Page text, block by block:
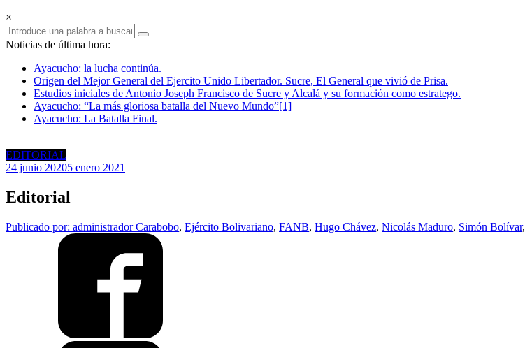
×
Noticias de última hora:
Ayacucho: la lucha continúa.
Origen del Mejor General del Ejercito Unido Libertador. Sucre, El General que vivió de Prisa.
Estudios iniciales de Antonio Joseph Francisco de Sucre y Alcalá y su formación como estratego.
Ayacucho: “La más gloriosa batalla del Nuevo Mundo”[1]
Ayacucho: La Batalla Final.
EDITORIAL
24 junio 20205 enero 2021
Editorial
Publicado por: administradorCarabobo, Ejército Bolivariano, FANB, Hugo Chávez, Nicolás Maduro, Simón Bolívar,